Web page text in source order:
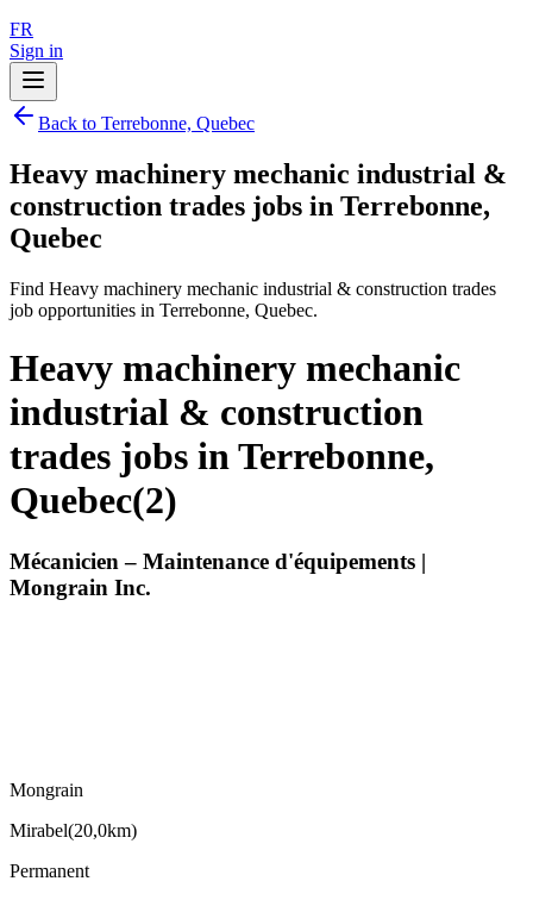
FR
Sign in
Back to Terrebonne, Quebec
Heavy machinery mechanic industrial &
construction trades jobs in Terrebonne,
Quebec
Find Heavy machinery mechanic industrial & construction trades
job opportunities in Terrebonne, Quebec.
Heavy machinery mechanic
industrial & construction
trades jobs in Terrebonne,
Quebec(2)
Mécanicien – Maintenance d'équipements |
Mongrain Inc.
Mongrain
Mirabel(20,0km)
Permanent